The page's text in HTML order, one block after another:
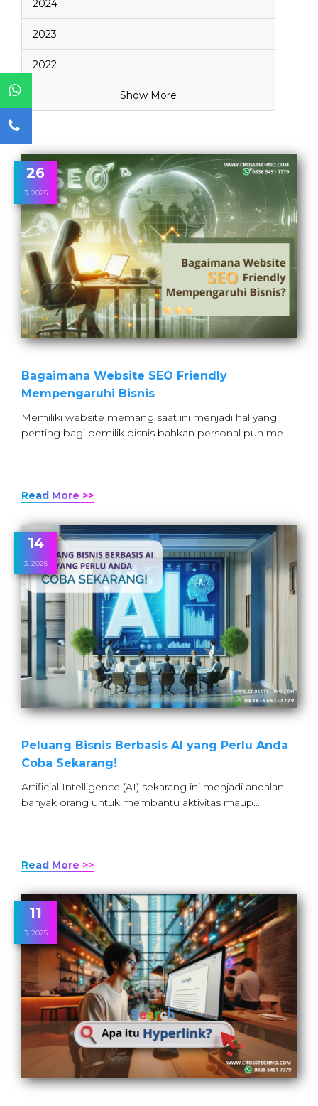
2024
2023
2022
Show More
26
3, 2025
Bagaimana Website SEO Friendly
Mempengaruhi Bisnis
Memiliki website memang saat ini menjadi hal yang
penting bagi pemilik bisnis bahkan personal pun me…
Read More >>
14
3, 2025
Peluang Bisnis Berbasis AI yang Perlu Anda
Coba Sekarang!
Artificial Intelligence (AI) sekarang ini menjadi andalan
banyak orang untuk membantu aktivitas maup…
Read More >>
11
3, 2025